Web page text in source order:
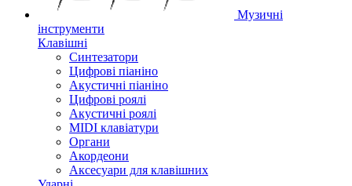
Музичні
інструменти
Клавішні
Синтезатори
Цифрові піаніно
Акустичні піаніно
Цифрові роялі
Акустичні роялі
MIDI клавіатури
Органи
Акордеони
Аксесуари для клавішних